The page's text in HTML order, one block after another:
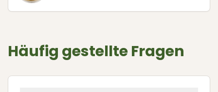
Häufig gestellte Fragen